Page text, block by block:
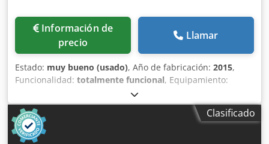
Información de
precio
Llamar
Estado: muy bueno (usado), Año de fabricación: 2015,
Funcionalidad: totalmente funcional, Equipamiento:
documentación / manual, placa de características
disponible, Compresor de Tornillo Oil-Free RENNER RSF
250 D – 250 kW – 45.000 l/min – Año 2015 Características
técnicas • Fabricante: RENNER Kompressoren • Modelo:
Clasificado